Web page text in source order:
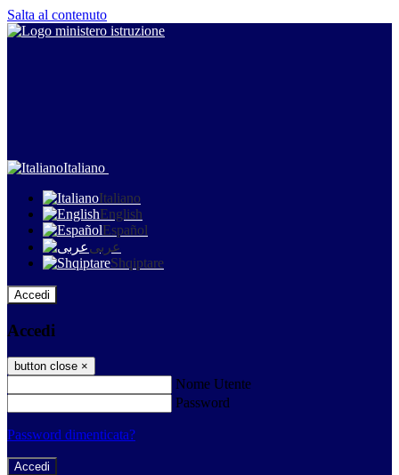
Salta al contenuto
Italiano
Italiano
English
Español
عربى
Shqiptare
Accedi
Accedi
button close ×
Nome Utente
Password
Password dimenticata?